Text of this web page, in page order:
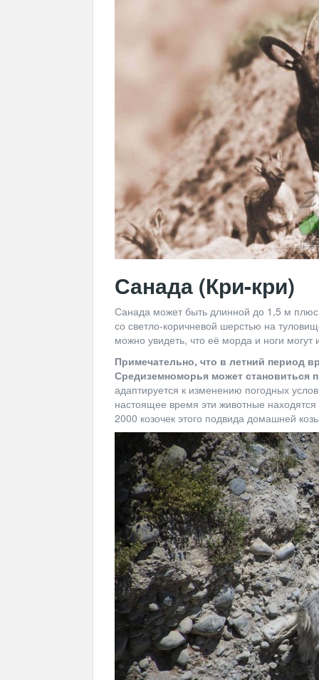
Санада (Кри-кри)
Санада может быть длинной до 1,5 м плюс
со светло-коричневой шерстью на
можно увидеть, что её морда и ноги
Примечательно, что в летний период
Средиземноморья может становиться
адаптируется к изменению погодных
настоящее время эти животные
2000 козочек этого подвида домашней